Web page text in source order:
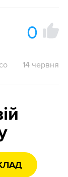
0
14 червня